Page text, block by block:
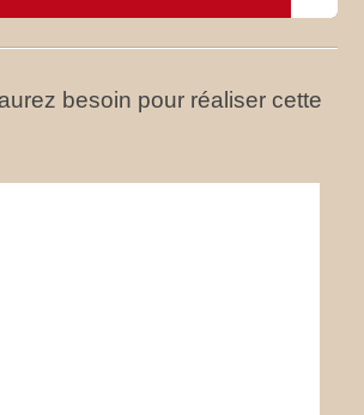
besoin pour réaliser cette